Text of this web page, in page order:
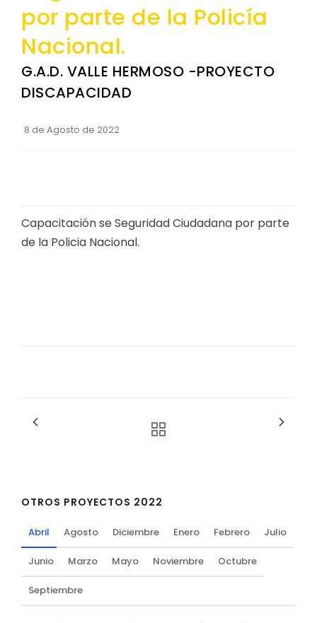
Convocatorias
GESTIÓN ADMINISTRATIVA
Plan de desarrollo y Ordenamiento Territorial -
Plan Anual Contratación - PAC
Cédulas presupuestarias y balances
Procesos de contratación
por parte de la Policía
Nacional.
G.A.D. VALLE HERMOSO -PROYECTO
DISCAPACIDAD
8 de Agosto de 2022
Capacitación se Seguridad Ciudadana por parte
de la Policia Nacional.
OTROS PROYECTOS 2022
Abril Agosto Diciembre Enero Febrero Julio
Junio Marzo Mayo Noviembre Octubre
Septiembre